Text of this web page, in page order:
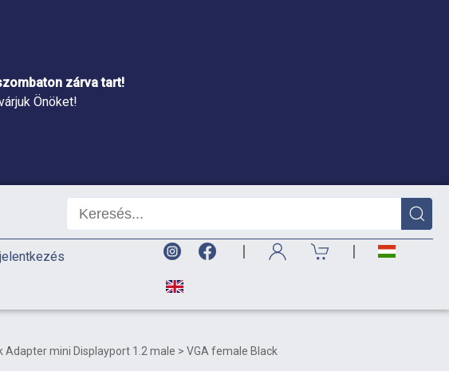
zárva tart!
Önöket!
| |
Adapter mini Displayport 1.2 male > VGA female Black